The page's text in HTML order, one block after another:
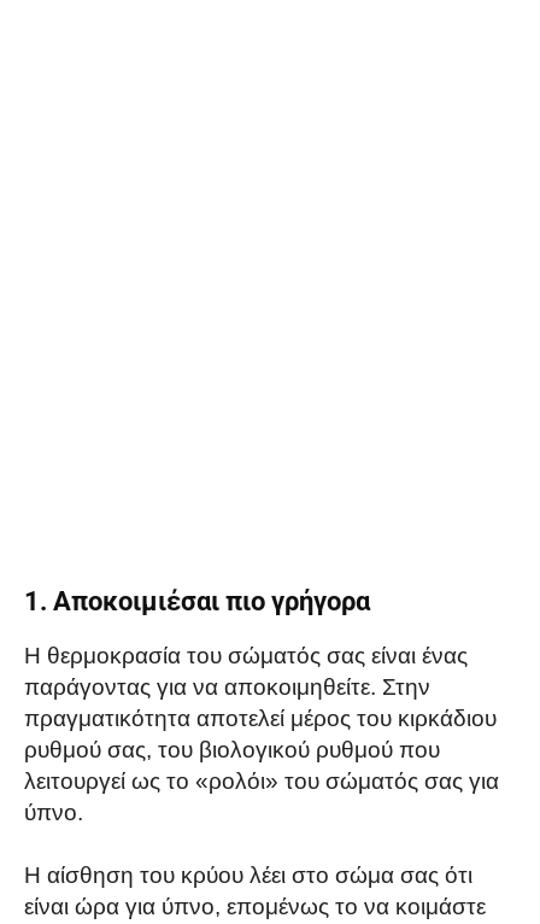
1. Αποκοιμιέσαι πιο γρήγορα
Η θερμοκρασία του σώματός σας είναι ένας
παράγοντας για να αποκοιμηθείτε. Στην
πραγματικότητα αποτελεί μέρος του κιρκάδιου
ρυθμού σας, του βιολογικού ρυθμού που
λειτουργεί ως το «ρολόι» του σώματός σας για
ύπνο.
Η αίσθηση του κρύου λέει στο σώμα σας ότι
είναι ώρα για ύπνο, επομένως το να κοιμάστε